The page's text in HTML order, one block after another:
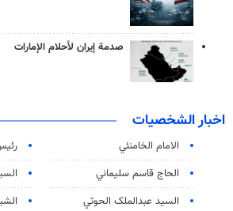
صدمة إيران لأحلام الإمارات
اخبار الشخصيات
الامام الخامنئي
الحاج قاسم سليماني
السید عبدالملک الحوثي